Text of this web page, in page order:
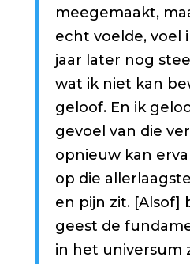
meegemaakt,
echt voelde, voel
jaar later nog
wat ik niet kan
geloof. En ik
gevoel van die
opnieuw kan
op die
en pijn zit. [Alsof]
geest de
in het universum